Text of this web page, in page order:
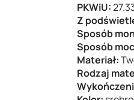
PKWiU:
Z
Sposób
Sposób
Materiał:
Rodzaj